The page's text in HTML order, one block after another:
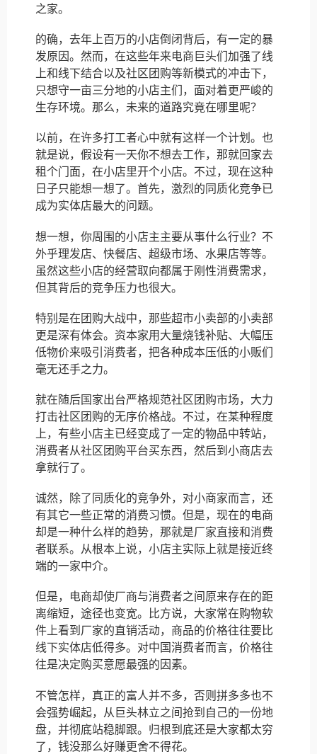
之家。
的确，去年上百万的小店倒闭背后，有一定的暴
发原因。然而，在这些年来电商巨头们加强了线
上和线下结合以及社区团购等新模式的冲击下，
只想守一亩三分地的小店主们，面对着更严峻的
生存环境。那么，未来的道路究竟在哪里呢？
以前，在许多打工者心中就有这样一个计划。也
就是说，假设有一天你不想去工作，那就回家去
租个门面，在小店里开个小店。不过，现在这种
日子只能想一想了。首先，激烈的同质化竞争已
成为实体店最大的问题。
想一想，你周围的小店主主要从事什么行业？不
外乎理发店、快餐店、超级市场、水果店等等。
虽然这些小店的经营取向都属于刚性消费需求，
但其背后的竞争压力也很大。
特别是在团购大战中，那些超市小卖部的小卖部
更是深有体会。资本家用大量烧钱补贴、大幅压
低物价来吸引消费者，把各种成本压低的小贩们
毫无还手之力。
就在随后国家出台严格规范社区团购市场，大力
打击社区团购的无序价格战。不过，在某种程度
上，有些小店主已经变成了一定的物品中转站，
消费者从社区团购平台买东西，然后到小商店去
拿就行了。
诚然，除了同质化的竞争外，对小商家而言，还
有其它一些正常的消费习惯。但是，现在的电商
却是一种什么样的趋势，那就是厂家直接和消费
者联系。从根本上说，小店主实际上就是接近终
端的一家中介。
但是，电商却使厂商与消费者之间原来存在的距
离缩短，途径也变宽。比方说，大家常在购物软
件上看到厂家的直销活动，商品的价格往往要比
线下实体店低得多。对中国消费者而言，价格往
往是决定购买意愿最强的因素。
不管怎样，真正的富人并不多，否则拼多多也不
会强势崛起，从巨头林立之间抢到自己的一份地
盘，并彻底站稳脚跟。归根到底还是大家都太穷
了，钱没那么好赚更舍不得花。